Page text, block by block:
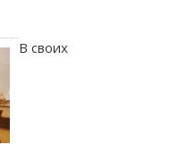
В своих